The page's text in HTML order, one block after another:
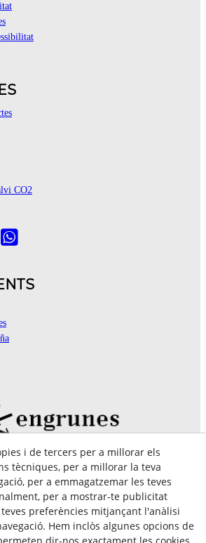
CO2
16
(Barcelona)
i de tercers per a millorar els
tècniques, per a millorar la teva
per a emmagatzemar les teves
per a mostrar-te publicitat
preferències mitjançant l'anàlisi
Hem inclòs algunes opcions de